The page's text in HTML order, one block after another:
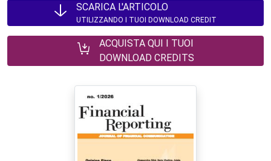
SCARICA L'ARTICOLO
UTILIZZANDO I TUOI DOWNLOAD CREDIT
ACQUISTA QUI I TUOI
DOWNLOAD CREDITS